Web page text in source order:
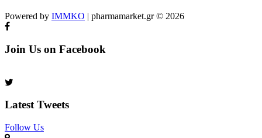
Powered by IMMKO | pharmamarket.gr © 2026
Join Us on Facebook
Latest Tweets
Follow Us​